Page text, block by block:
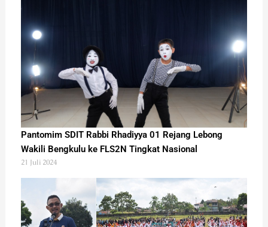
Pantomim SDIT Rabbi Rhadiyya 01 Rejang Lebong
Wakili Bengkulu ke FLS2N Tingkat Nasional
21 Juli 2024